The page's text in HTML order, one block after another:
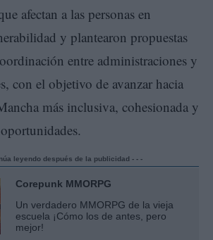
afectan a las personas en
y plantearon propuestas
entre administraciones y
con el objetivo de avanzar hacia
más inclusiva, cohesionada y
leyendo después de la publicidad - - -
Corepunk MMORPG
Un verdadero MMORPG de la vieja
escuela ¡Cómo los de antes, pero
mejor!